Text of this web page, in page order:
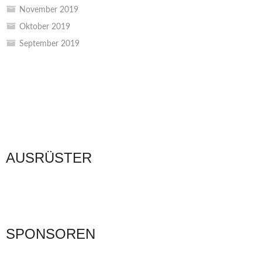
November 2019
Oktober 2019
September 2019
AUSRÜSTER
SPONSOREN